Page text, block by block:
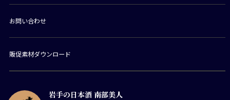
岩手の日本酒 南部美人
お問い合わせ
販促素材ダウンロード